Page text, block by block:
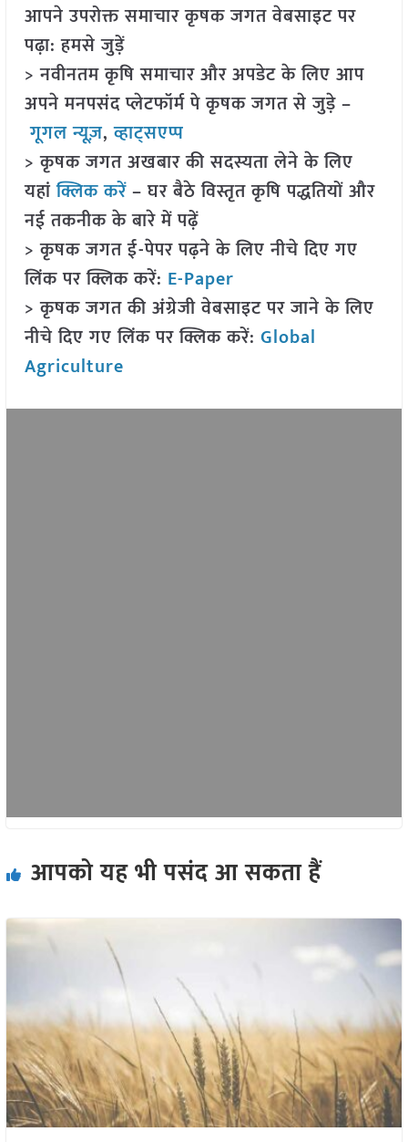
आपने उपरोक्त समाचार कृषक जगत वेबसाइट पर
पढ़ा: हमसे जुड़ें
> नवीनतम कृषि समाचार और अपडेट के लिए आप
अपने मनपसंद प्लेटफॉर्म पे कृषक जगत से जुड़े –
गूगल न्यूज़,व्हाट्सएप्प
> कृषक जगत अखबार की सदस्यता लेने के लिए
यहांक्लिक करें– घर बैठे विस्तृत कृषि पद्धतियों और
नई तकनीक के बारे में पढ़ें
> कृषक जगत ई-पेपर पढ़ने के लिए नीचे दिए गए
लिंक पर क्लिक करें: E-Paper
> कृषक जगत की अंग्रेजी वेबसाइट पर जाने के लिए
नीचे दिए गए लिंक पर क्लिक करें: Global
Agriculture
आपको यह भी पसंद आ सकता हैं